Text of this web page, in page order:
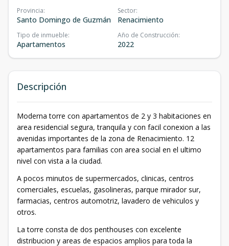
Provincia:
Santo Domingo de Guzmán
Sector:
Renacimiento
Tipo de inmueble:
Apartamentos
Año de Construcción:
2022
Descripción
Moderna torre con apartamentos de 2 y 3 habitaciones en
area residencial segura, tranquila y con facil conexion a las
avenidas importantes de la zona de Renacimiento. 12
apartamentos para familias con area social en el ultimo
nivel con vista a la ciudad.
A pocos minutos de supermercados, clinicas, centros
comerciales, escuelas, gasolineras, parque mirador sur,
farmacias, centros automotriz, lavadero de vehiculos y
otros.
La torre consta de dos penthouses con excelente
distribucion y areas de espacios amplios para toda la